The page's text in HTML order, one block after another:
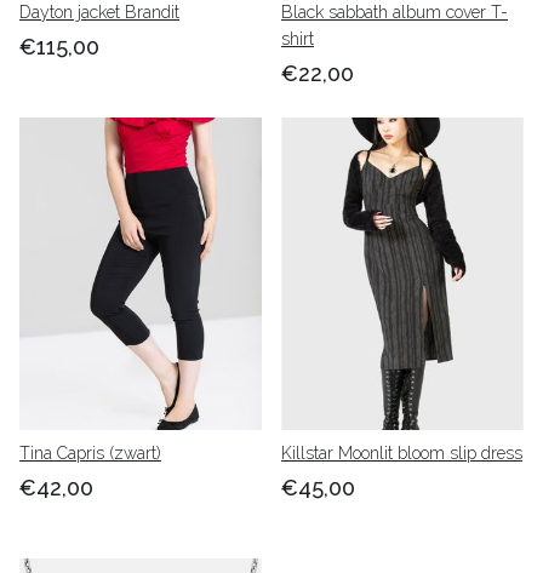
Dayton jacket Brandit
€115,00
Black sabbath album cover T-
shirt
€22,00
Tina Capris (zwart)
€42,00
Killstar Moonlit bloom slip dress
€45,00